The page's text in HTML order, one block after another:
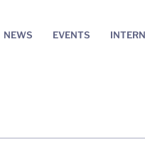
NEWS EVENTS